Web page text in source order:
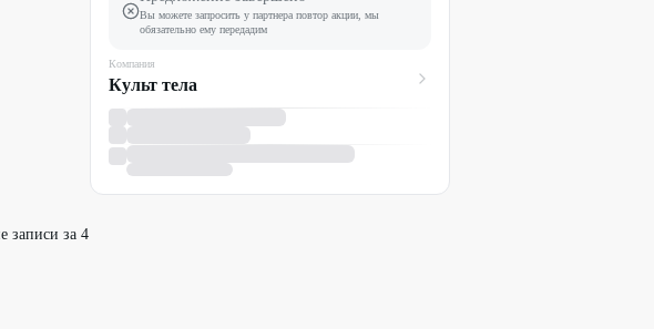
записи за 4
Вы можете запросить у партнера повтор акции, мы
обязательно ему передадим
Компания
Культ тела